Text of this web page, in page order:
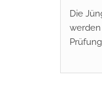
Die